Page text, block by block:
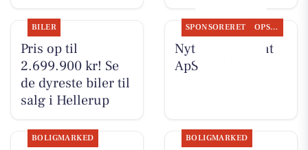
BILER
Pris op til
2.699.900 kr! Se
de dyreste biler til
salg i Hellerup
SPONSORERET OPSLAGSTAVLEN
Nyt fra Fairpaint
ApS
BOLIGMARKED BOLIGMARKED